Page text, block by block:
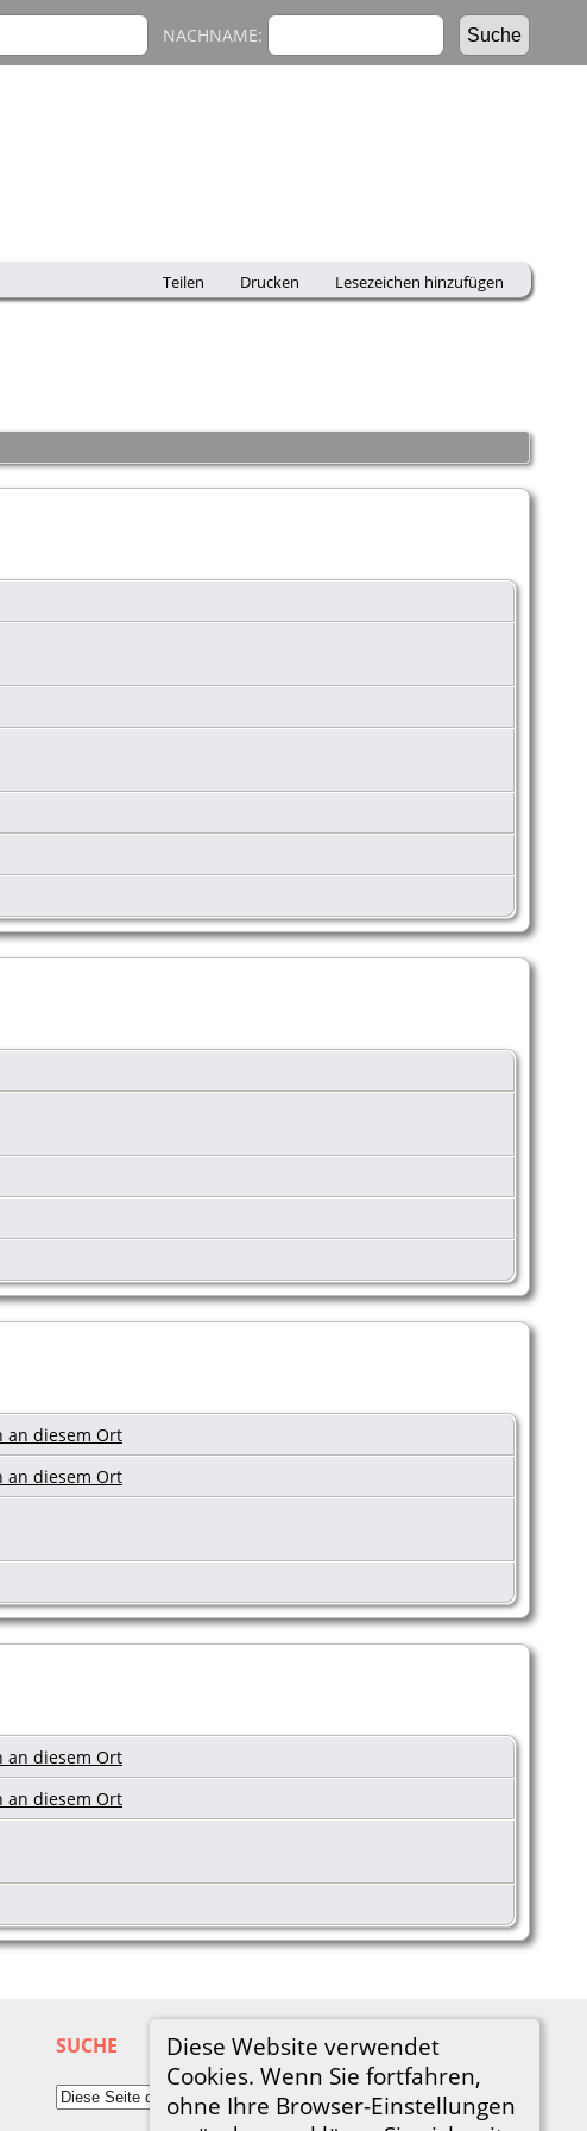
NACHNAME:
Teilen Drucken Lesezeichen hinzufügen
Diese Website verwendet
Cookies. Wenn Sie fortfahren,
ohne Ihre Browser-Einstellungen
SUCHE